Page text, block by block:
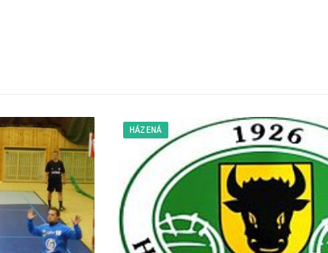
HÁZENÁ